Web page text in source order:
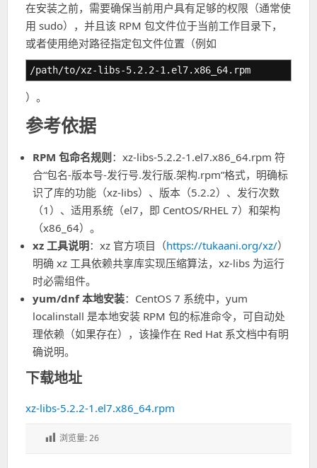
在安装之前，需要确保当前用户具有足够的权限（通常使
用 sudo），并且该 RPM 包文件位于当前工作目录下，
或者使用绝对路径指定包文件位置（例如
/path/to/xz-libs-5.2.2-1.el7.x86_64.rpm
）。
参考依据
RPM 包命名规则 ：xz-libs-5.2.2-1.el7.x86_64.rpm 符
合“包名-版本号-发行号.发行版.架构.rpm”格式，明确标
识了库的功能（xz-libs）、版本（5.2.2）、发行次数
（1）、适用系统（el7，即 CentOS/RHEL 7）和架构
（x86_64）。
xz 工具说明：xz 官方项目（https://tukaani.org/xz/）
明确 xz 工具依赖共享库实现压缩算法，xz-libs 为运行
时必需组件。
yum/dnf 本地安装：CentOS 7 系统中，yum
localinstall 是本地安装 RPM 包的标准命令，可自动处
理依赖（如果存在），该操作在 Red Hat 系文档中有明
确说明。
下载地址
xz-libs-5.2.2-1.el7.x86_64.rpm
浏览量:26